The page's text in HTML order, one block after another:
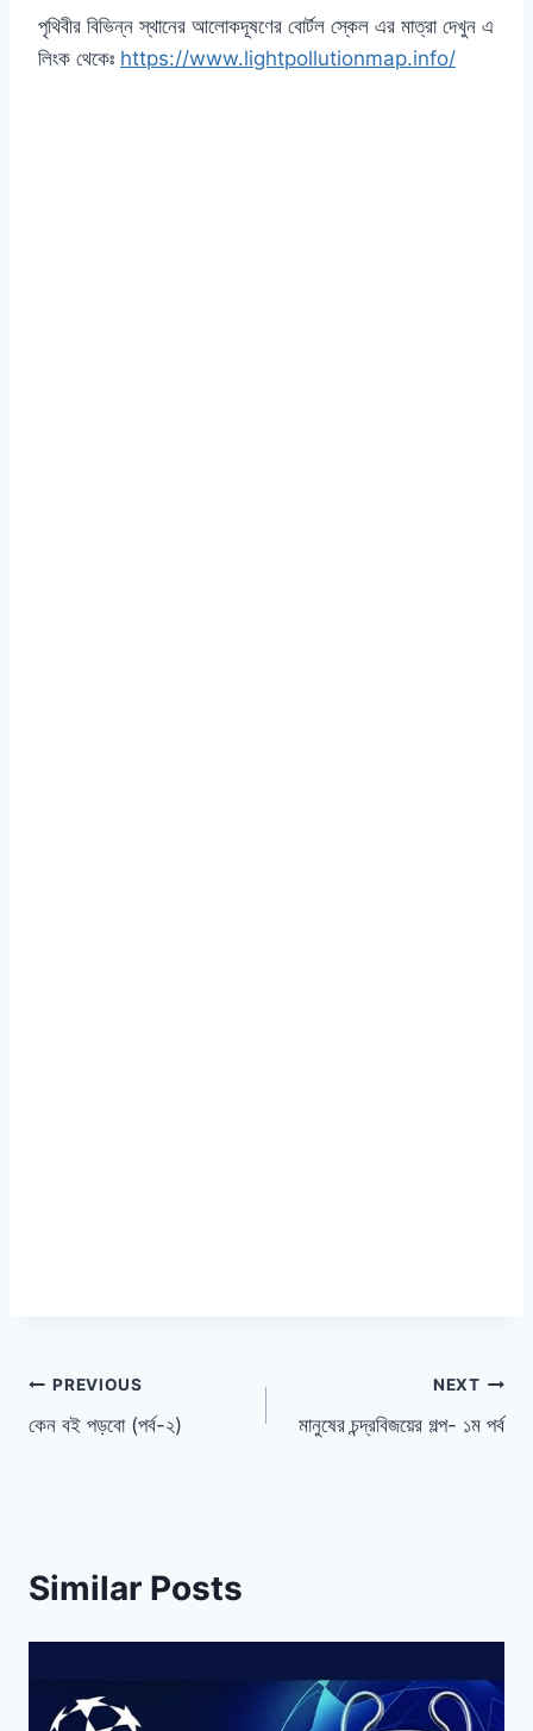
পৃথিবীর বিভিন্ন স্থানের আলোকদূষণের বোর্টল স্কেল এর মাত্রা দেখুন এ
লিংক থেকেঃ https://www.lightpollutionmap.info/
পোস্ট
ন্যাভিগেশন
PREVIOUS
কেন বই পড়বো (পর্ব-২)
NEXT
মানুষের চন্দ্রবিজয়ের গল্প- ১ম পর্ব
Similar Posts